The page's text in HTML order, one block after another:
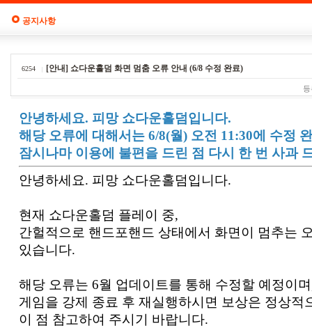
공지사항
6254 [안내] 쇼다운홀덤 화면 멈춤 오류 안내 (6/8 수정 완료)
안녕하세요. 피망 쇼다운홀덤입니다.
해당 오류에 대해서는 6/8(월) 오전 11:30에 수정
잠시나마 이용에 불편을 드린 점 다시 한 번 사과
안녕하세요. 피망 쇼다운홀덤입니다.
현재 쇼다운홀덤 플레이 중,
간헐적으로 핸드포핸드 상태에서 화면이 멈추는
있습니다.
해당 오류는 6월 업데이트를 통해 수정할 예정이
게임을 강제 종료 후 재실행하시면 보상은 정상적
이 점 참고하여 주시기 바랍니다.